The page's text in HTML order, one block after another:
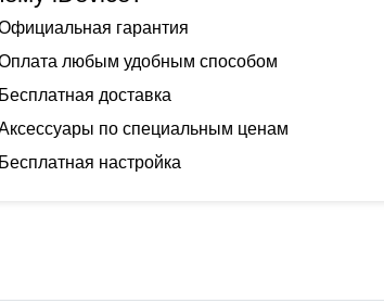
гарантия
любым удобным способом
Бесплатная доставка
по специальным ценам
Бесплатная настройка